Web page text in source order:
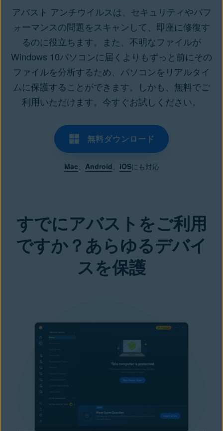
アバスト アンチウイルスは、セキュリティやパフ
ォーマンスの問題をスキャンして、即座に修復す
るのに役立ちます。また、不明なファイルが
Windows 10パソコンに届くよりもずっと前にその
ファイルを分析するため、パソコンをリアルタイ
ムに保護することができます。しかも、無料でご
利用いただけます。今すぐお試しください。
無料ダウンロード
Mac、 Android、 iOSにも対応
すでにアバストをご利用
ですか？あらゆるデバイ
スを保護